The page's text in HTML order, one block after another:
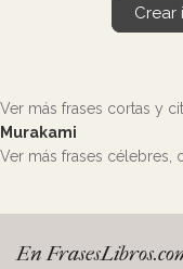
Crear
Ver más frases cortas y
Murakami
Ver más frases célebres,
En